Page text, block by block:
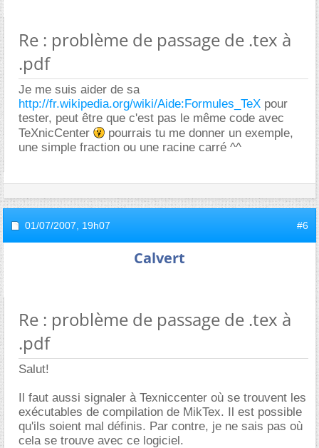
Re : problème de passage de .tex à
.pdf
Je me suis aider de sa
http://fr.wikipedia.org/wiki/Aide:Formules_TeX pour
tester, peut être que c'est pas le même code avec
TeXnicCenter
pourrais tu me donner un exemple,
une simple fraction ou une racine carré ^^
01/07/2007, 19h07 #6
Calvert
Re : problème de passage de .tex à
.pdf
Salut!
Il faut aussi signaler à Texniccenter où se trouvent les
exécutables de compilation de MikTex. Il est possible
qu'ils soient mal définis. Par contre, je ne sais pas où
cela se trouve avec ce logiciel.